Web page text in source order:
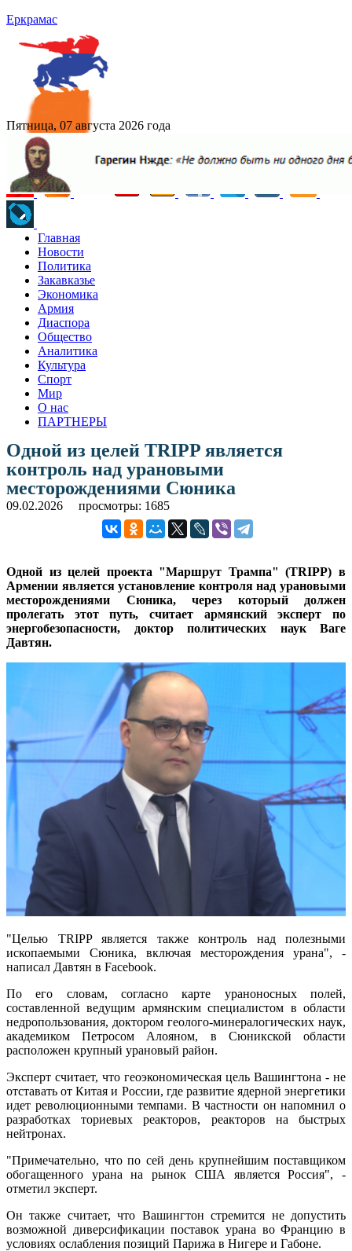
Еркрамас
Пятница, 07 августа 2026 года
Главная
Новости
Политика
Закавказье
Экономика
Армия
Диаспора
Общество
Аналитика
Культура
Спорт
Мир
О нас
ПАРТНЕРЫ
Одной из целей TRIPP является
контроль над урановыми
месторождениями Сюника
09.02.2026 просмотры: 1685
Одной из целей проекта "Маршрут Трампа" (TRIPP) в
Армении является установление контроля над урановыми
месторождениями Сюника, через который должен
пролегать этот путь, считает армянский эксперт по
энергобезопасности, доктор политических наук Ваге
Давтян.
"Целью TRIPP является также контроль над полезными
ископаемыми Сюника, включая месторождения урана", -
написал Давтян в Facebook.
По его словам, согласно карте ураноносных полей,
составленной ведущим армянским специалистом в области
недропользования, доктором геолого-минералогических наук,
академиком Петросом Алояном, в Сюникской области
расположен крупный урановый район.
Эксперт считает, что геоэкономическая цель Вашингтона - не
отставать от Китая и России, где развитие ядерной энергетики
идет революционными темпами. В частности он напомнил о
разработках ториевых реакторов, реакторов на быстрых
нейтронах.
"Примечательно, что по сей день крупнейшим поставщиком
обогащенного урана на рынок США является Россия", -
отметил эксперт.
Он также считает, что Вашингтон стремится не допустить
возможной диверсификации поставок урана во Францию в
условиях ослабления позиций Парижа в Нигере и Габоне.